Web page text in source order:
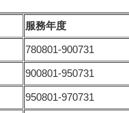
服務年度
780801-900731
900801-950731
950801-970731